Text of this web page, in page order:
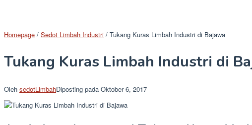
Homepage / Sedot Limbah Industri / Tukang Kuras Limbah Industri di Bajawa
Tukang Kuras Limbah Industri di
Oleh sedotLimbahDiposting pada Oktober 6, 2017